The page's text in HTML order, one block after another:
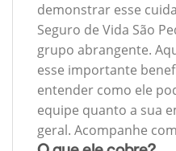
demonstrar esse
Seguro de Vida São
grupo abrangente.
esse importante
entender como ele
equipe quanto a sua
geral. Acompanhe